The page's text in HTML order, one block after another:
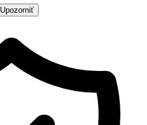
Upozorniť